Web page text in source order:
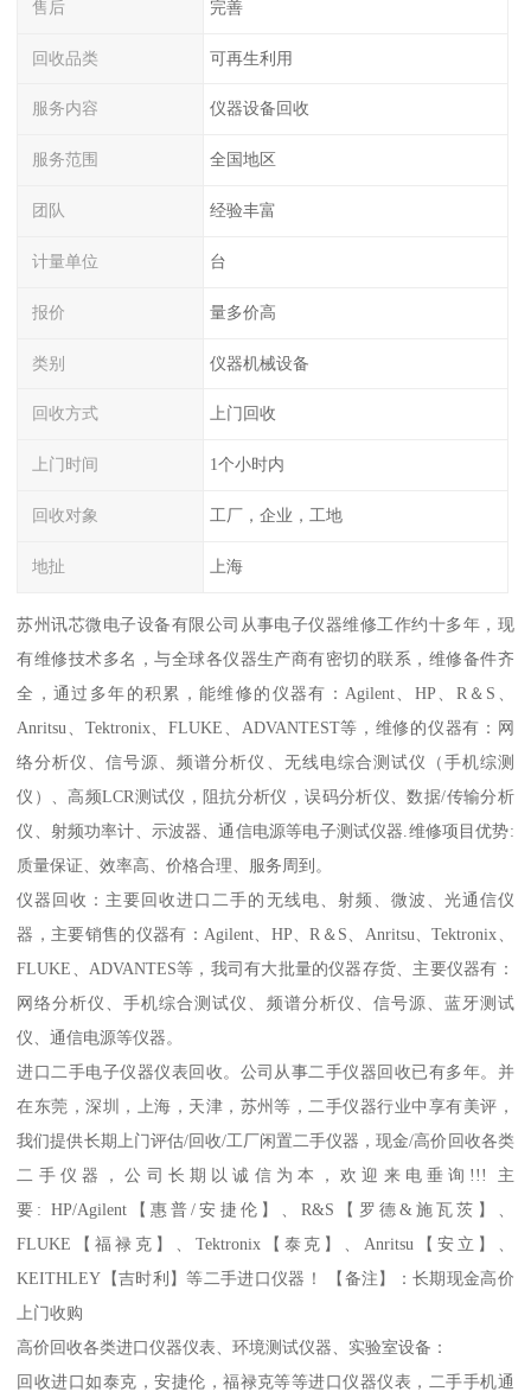
售后 完善
回收品类 可再生利用
服务内容 仪器设备回收
服务范围 全国地区
团队 经验丰富
计量单位 台
报价 量多价高
类别 仪器机械设备
回收方式 上门回收
上门时间 1个小时内
回收对象 工厂，企业，工地
地扯 上海
苏州讯芯微电子设备有限公司从事电子仪器维修工作约十多年，现
有维修技术多名，与全球各仪器生产商有密切的联系，维修备件齐
全，通过多年的积累，能维修的仪器有：Agilent、HP、R＆S、
Anritsu、Tektronix、FLUKE、ADVANTEST等，维修的仪器有：网
络分析仪、信号源、频谱分析仪、无线电综合测试仪（手机综测
仪）、高频LCR测试仪，阻抗分析仪，误码分析仪、数据/传输分析
仪、射频功率计、示波器、通信电源等电子测试仪器.维修项目优势:
质量保证、效率高、价格合理、服务周到。
仪器回收：主要回收进口二手的无线电、射频、微波、光通信仪
器，主要销售的仪器有：Agilent、HP、R＆S、Anritsu、Tektronix、
FLUKE、ADVANTES等，我司有大批量的仪器存货、主要仪器有：
网络分析仪、手机综合测试仪、频谱分析仪、信号源、蓝牙测试
仪、通信电源等仪器。
进口二手电子仪器仪表回收。公司从事二手仪器回收已有多年。并
在东莞，深圳，上海，天津，苏州等，二手仪器行业中享有美评，
我们提供长期上门评估/回收/工厂闲置二手仪器，现金/高价回收各类
二手仪器，公司长期以诚信为本，欢迎来电垂询!!! 主
要: HP/Agilent【惠普/安捷伦】、R&S【罗德&施瓦茨】、
FLUKE【福禄克】、Tektronix【泰克】、Anritsu【安立】、
KEITHLEY【吉时利】等二手进口仪器！ 【备注】：长期现金高价
上门收购
高价回收各类进口仪器仪表、环境测试仪器、实验室设备：
回收进口如泰克，安捷伦，福禄克等等进口仪器仪表，二手手机通